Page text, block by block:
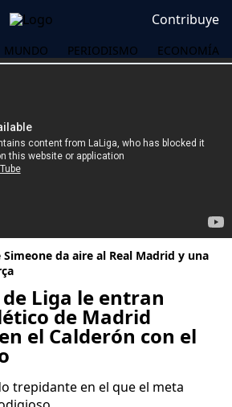
Contribuye
MUNDO PERIODISMO ECONOMÍA
da aire al Real Madrid y una
Liga le entran
de Madrid
el Calderón con el
trepidante en el que el meta